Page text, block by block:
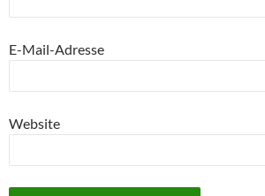
E-Mail-Adresse
Website